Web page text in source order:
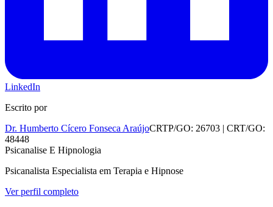
LinkedIn
Escrito por
Dr. Humberto Cícero Fonseca AraújoCRTP/GO: 26703 | CRT/GO:
48448
Psicanalise E Hipnologia
Psicanalista Especialista em Terapia e Hipnose
Ver perfil completo